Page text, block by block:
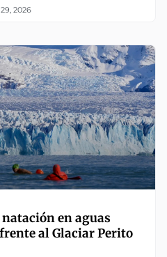
2026
en aguas
al Glaciar Perito